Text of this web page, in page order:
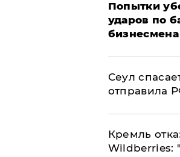
Попытки
ударов по
бизнесмена
​Сеул
отправила
Кремль
Wildberries: